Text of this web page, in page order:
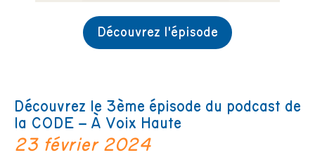
Découvrez l'épisode
Découvrez le 3ème épisode du podcast de
la CODE – À Voix Haute
23 février 2024